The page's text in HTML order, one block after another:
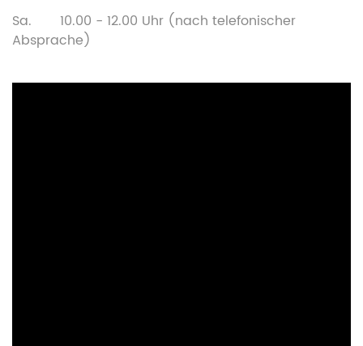
Sa. 10.00 - 12.00 Uhr (nach telefonischer
Absprache)